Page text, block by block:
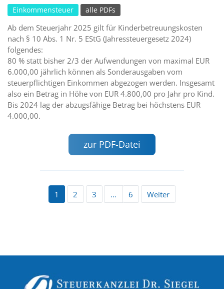
Einkommensteuer alle PDFs
Ab dem Steuerjahr 2025 gilt für Kinderbetreuungskosten
nach § 10 Abs. 1 Nr. 5 EStG (Jahressteuergesetz 2024)
folgendes:
80 % statt bisher 2/3 der Aufwendungen von maximal EUR
6.000,00 jährlich können als Sonderausgaben vom
steuerpflichtigen Einkommen abgezogen werden. Insgesamt
also ein Betrag in Höhe von EUR 4.800,00 pro Jahr pro Kind.
Bis 2024 lag der abzugsfähige Betrag bei höchstens EUR
4.000,00.
zur PDF-Datei
1 2 3 … 6 Weiter